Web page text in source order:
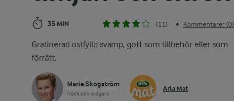
35 MIN (11) • Kommentarer (0)
Gratinerad ostfylld svamp, gott som tillbehör eller som
förrätt.
Marie Skogström
Kock och krögare
Arla Mat